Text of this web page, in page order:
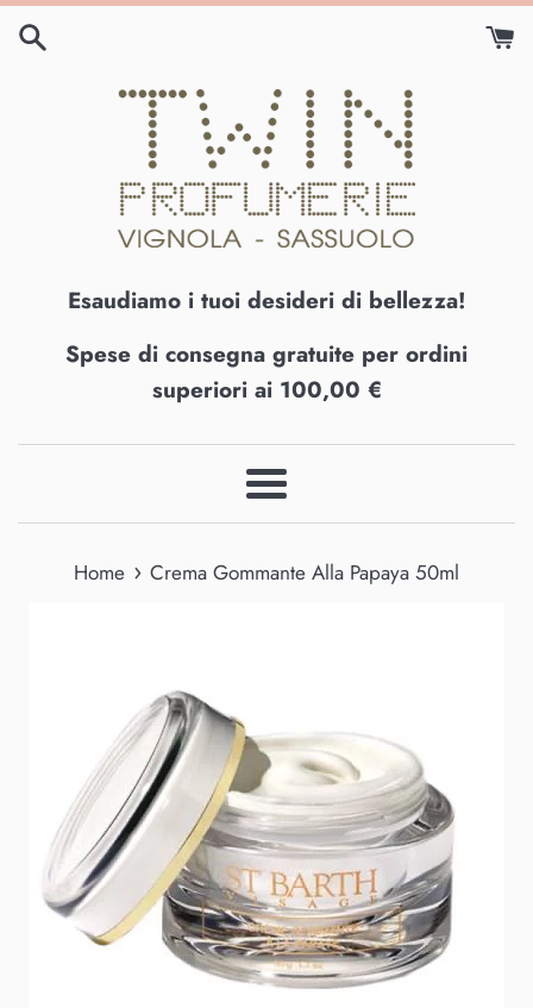
Vai
direttamente
Esaudiamo i tuoi desideri di bellezza!
Spese di consegna gratuite per ordini
superiori ai 100,00 €
Menu
Home › Crema Gommante Alla Papaya 50ml